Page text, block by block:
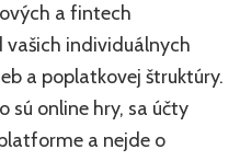
a fintech
vašich individuálnych
a poplatkovej štruktúry.
sú online hry, sa účty
a nejde o